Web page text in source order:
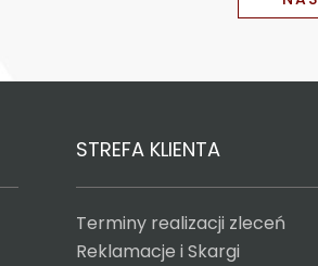
STREFA KLIENTA
Terminy realizacji zleceń
Reklamacje i Skargi